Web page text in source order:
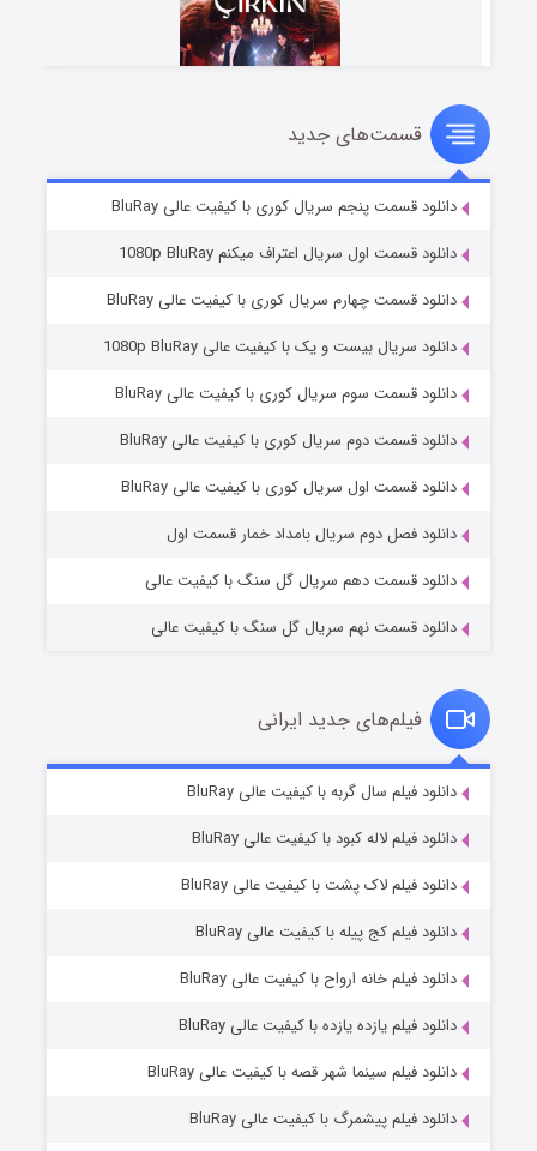
سریال زشت
قسمت۵ (زیرنویس) منتشر شد
وستی ها
قسمت۱ (زیرنویس) منتشر شد
قسمت۶ (زیرنویس) منتشر شد
قسمت‌های جدید
دانلود قسمت پنجم سریال کوری با کیفیت عالی BluRay
دانلود قسمت اول سریال اعتراف میکنم 1080p BluRay
دانلود قسمت چهارم سریال کوری با کیفیت عالی BluRay
دانلود سریال بیست و یک با کیفیت عالی 1080p BluRay
دانلود قسمت سوم سریال کوری با کیفیت عالی BluRay
دانلود قسمت دوم سریال کوری با کیفیت عالی BluRay
دانلود قسمت اول سریال کوری با کیفیت عالی BluRay
دانلود فصل دوم سریال بامداد خمار قسمت اول
دانلود قسمت دهم سریال گل سنگ با کیفیت عالی
دانلود قسمت نهم سریال گل سنگ با کیفیت عالی
فیلم‌های جدید ایرانی
دانلود فیلم سال گربه با کیفیت عالی BluRay
دانلود فیلم لاله کبود با کیفیت عالی BluRay
دانلود فیلم لاک پشت با کیفیت عالی BluRay
دانلود فیلم کج‌ پیله با کیفیت عالی BluRay
دانلود فیلم خانه ارواح با کیفیت عالی BluRay
دانلود فیلم یازده یازده با کیفیت عالی BluRay
دانلود فیلم سینما شهر قصه با کیفیت عالی BluRay
دانلود فیلم پیشمرگ با کیفیت عالی BluRay